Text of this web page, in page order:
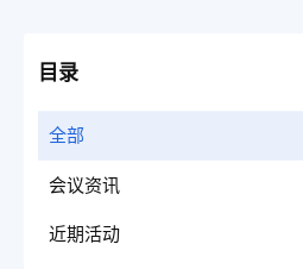
目录
全部
会议资讯
近期活动